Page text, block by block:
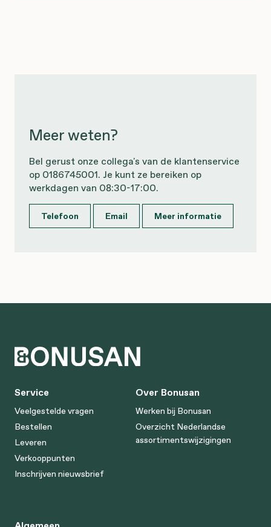
Meer weten?
Bel gerust onze collega's van de klantenservice
op 0186745001. Je kunt ze bereiken op
werkdagen van 08:30-17:00.
Telefoon Email Meer informatie
Service
Veelgestelde vragen
Bestellen
Leveren
Verkooppunten
Inschrijven nieuwsbrief
Over Bonusan
Werken bij Bonusan
Overzicht Nederlandse
assortimentswijzigingen